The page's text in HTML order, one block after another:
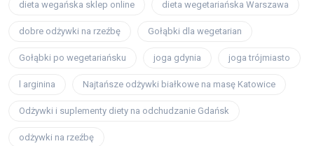
dieta wegańska sklep online dieta wegetariańska Warszawa
dobre odżywki na rzeźbę Gołąbki dla wegetarian
Gołąbki po wegetariańsku joga gdynia joga trójmiasto
l arginina Najtańsze odżywki białkowe na masę Katowice
Odżywki i suplementy diety na odchudzanie Gdańsk
odżywki na rzeźbę